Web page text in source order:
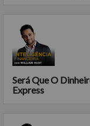
Será Que O
Express